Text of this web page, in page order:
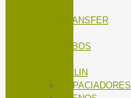
TRANSFER
TUBOS
SILLIN
ESPACIADORES